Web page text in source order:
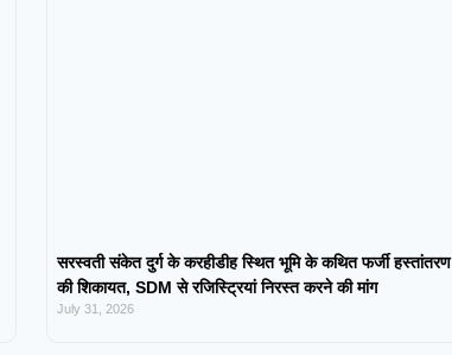
सरस्वती संकेत दुर्ग के करहीडीह स्थित भूमि के कथित फर्जी हस्तांतरण
की शिकायत, SDM से रजिस्ट्रियां निरस्त करने की मांग
July 31, 2026